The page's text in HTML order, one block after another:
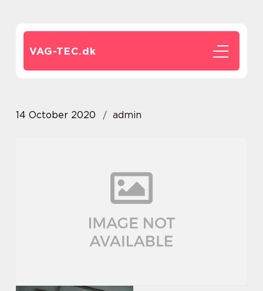
VAG-TEC.dk
14 October 2020 admin